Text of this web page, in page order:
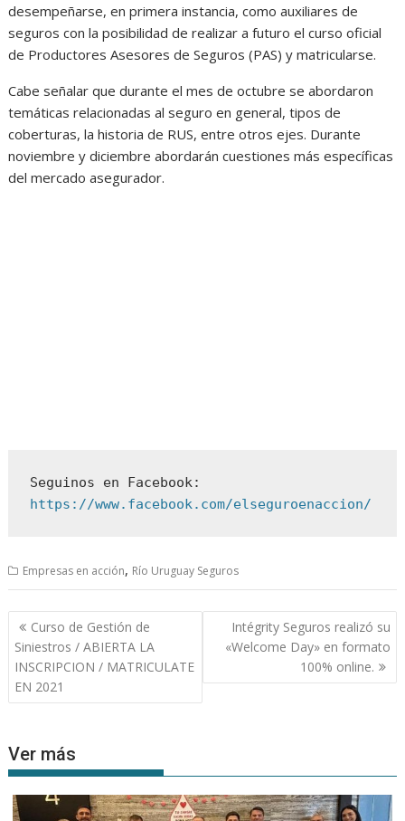
desempeñarse, en primera instancia, como auxiliares de
seguros con la posibilidad de realizar a futuro el curso oficial
de Productores Asesores de Seguros (PAS) y matricularse.
Cabe señalar que durante el mes de octubre se abordaron
temáticas relacionadas al seguro en general, tipos de
coberturas, la historia de RUS, entre otros ejes. Durante
noviembre y diciembre abordarán cuestiones más específicas
del mercado asegurador.
https://www.facebook.com/elseguroenaccion/
Empresas en acción, Río Uruguay Seguros
Navegación
de
entradas
Curso de Gestión de
Siniestros / ABIERTA LA
INSCRIPCION / MATRICULATE
EN 2021
Intégrity Seguros realizó su
«Welcome Day» en formato
100% online.
Ver más